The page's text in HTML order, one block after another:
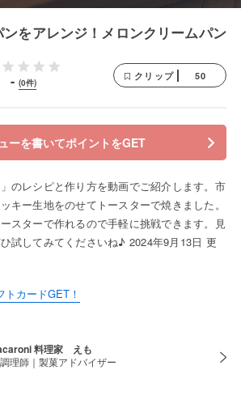
をアレンジ！メロンクリームパン
- (0件)
クリップ 50
ーを書いてポイントをGET
のレシピと作り方を動画でご紹介します。市
キー生地をのせてトースターで焼きました。
スターで作れるので手軽に挑戦できます。見
試してみてくださいね♪ 2024年9月13日 更
カードGET！
料理家 えも
理師｜製菓アドバイザー